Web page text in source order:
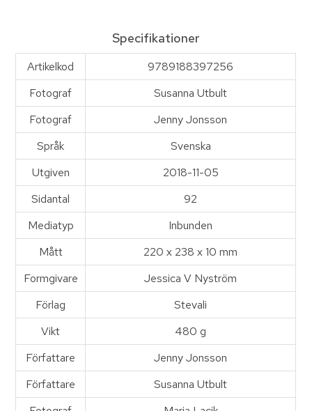
Specifikationer
Artikelkod
9789188397256
Fotograf
Susanna Utbult
Fotograf
Jenny Jonsson
Språk
Svenska
Utgiven
2018-11-05
Sidantal
92
Mediatyp
Inbunden
Mått
220 x 238 x 10 mm
Formgivare
Jessica V Nyström
Förlag
Stevali
Vikt
480 g
Författare
Jenny Jonsson
Författare
Susanna Utbult